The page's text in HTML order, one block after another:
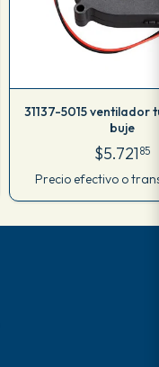
31137-5015 ventilador
buje
$5.721 85
Precio efectivo o